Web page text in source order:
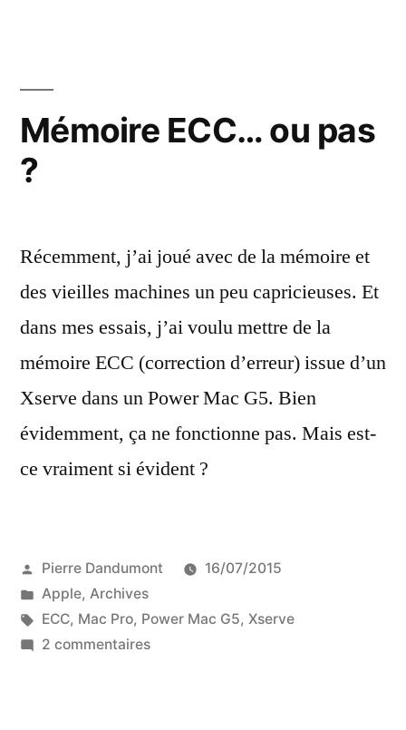
Power
Mémoire ECC… ou pas
?
Récemment, j’ai joué avec de la mémoire et
des vieilles machines un peu capricieuses. Et
dans mes essais, j’ai voulu mettre de la
mémoire ECC (correction d’erreur) issue d’un
Xserve dans un Power Mac G5. Bien
évidemment, ça ne fonctionne pas. Mais est-
ce vraiment si évident ?
Publié
par
Pierre Dandumont
16/07/2015
Publié
dans
Apple, Archives
Étiquettes :
ECC, Mac Pro, Power Mac G5, Xserve
2 commentairessur